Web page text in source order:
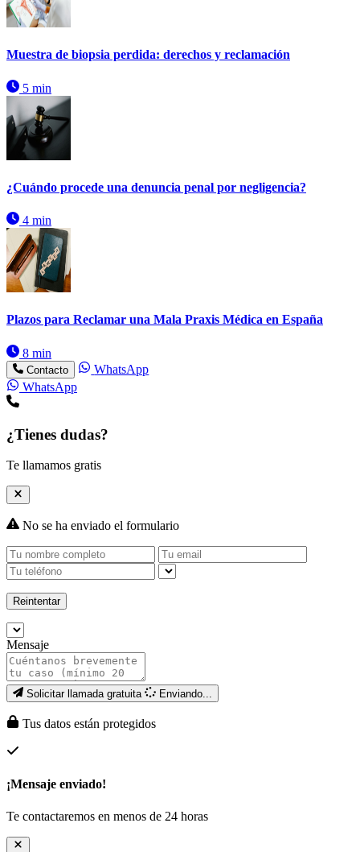
Muestra de biopsia perdida: derechos y reclamación
5 min
¿Cuándo procede una denuncia penal por negligencia?
4 min
Plazos para Reclamar una Mala Praxis Médica en España
8 min
Contacto
WhatsApp
WhatsApp
¿Tienes dudas?
Te llamamos gratis
No se ha enviado el formulario
Reintentar
Mensaje
Solicitar llamada gratuita Enviando...
Tus datos están protegidos
¡Mensaje enviado!
Te contactaremos en menos de 24 horas